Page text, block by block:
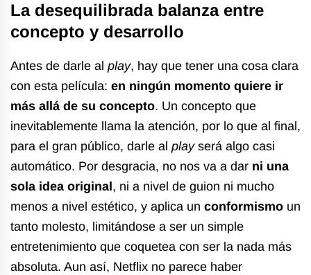
La desequilibrada balanza entre
concepto y desarrollo
Antes de darle al play, hay que tener una cosa clara
con esta película: en ningún momento quiere ir
más allá de su concepto. Un concepto que
inevitablemente llama la atención, por lo que al final,
para el gran público, darle al playserá algo casi
automático. Por desgracia, no nos va a dar ni una
sola idea original , ni a nivel de guion ni mucho
menos a nivel estético, y aplica un conformismo un
tanto molesto, limitándose a ser un simple
entretenimiento que coquetea con ser la nada más
absoluta. Aun así, Netflix no parece haber